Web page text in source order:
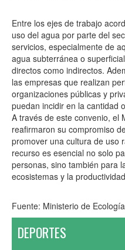
Entre los ejes de trabajo
uso del agua por parte del
servicios, especialmente de
agua subterránea o
directos como indirectos.
las empresas que realizan
organizaciones públicas y
puedan incidir en la cantidad
A través de este convenio, el
reafirmaron su compromiso
promover una cultura de uso
recurso es esencial no solo
personas, sino también para
ecosistemas y la
Fuente: Ministerio de Ecología
DEPORTES